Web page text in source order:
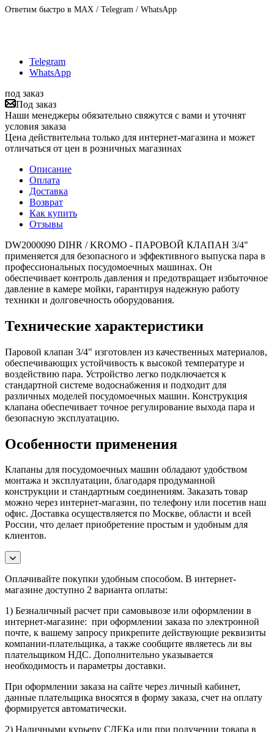
Ответим быстро в MAX / Telegram / WhatsApp
Telegram
WhatsApp
под заказ
Под заказ
Наши менеджеры обязательно свяжутся с вами и уточнят
условия заказа
Цена действительна только для интернет-магазина и может
отличаться от цен в розничных магазинах
Описание
Оплата
Доставка
Возврат
Как купить
Отзывы
DW2000090 DIHR / KROMO - ПАРОВОЙ КЛАПАН 3/4"
применяется для безопасного и эффективного выпуска пара в
профессиональных посудомоечных машинах. Он
обеспечивает контроль давления и предотвращает избыточное
давление в камере мойки, гарантируя надежную работу
техники и долговечность оборудования.
Технические характеристики
Паровой клапан 3/4" изготовлен из качественных материалов,
обеспечивающих устойчивость к высокой температуре и
воздействию пара. Устройство легко подключается к
стандартной системе водоснабжения и подходит для
различных моделей посудомоечных машин. Конструкция
клапана обеспечивает точное регулирование выхода пара и
безопасную эксплуатацию.
Особенности применения
Клапаны для посудомоечных машин обладают удобством
монтажа и эксплуатации, благодаря продуманной
конструкции и стандартным соединениям. Заказать товар
можно через интернет-магазин, по телефону или посетив наш
офис. Доставка осуществляется по Москве, области и всей
России, что делает приобретение простым и удобным для
клиентов.
Оплачивайте покупки удобным способом. В интернет-
магазине доступно 2 варианта оплаты:
1) Безналичный расчет при самовывозе или оформлении в
интернет-магазине: при оформлении заказа по электронной
почте, к вашему запросу прикрепите действующие реквизиты
компании-плательщика, а также сообщите являетесь ли вы
плательщиком НДС. Дополнительно указывается
необходимость и параметры доставки.
При оформлении заказа на сайте через личный кабинет,
данные плательщика вносятся в форму заказа, счет на оплату
формируется автоматически.
2) Наличными курьеру СДЕКа или при получении товара в